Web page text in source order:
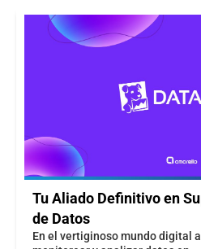
Tu Aliado Definitivo en
de Datos
En el vertiginoso mundo digital